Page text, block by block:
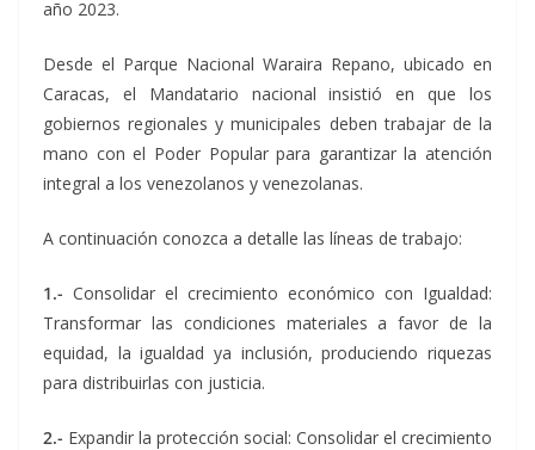
año 2023.
Desde el Parque Nacional Waraira Repano, ubicado en
Caracas, el Mandatario nacional insistió en que los
gobiernos regionales y municipales deben trabajar de la
mano con el Poder Popular para garantizar la atención
integral a los venezolanos y venezolanas.
A continuación conozca a detalle las líneas de trabajo:
1.- Consolidar el crecimiento económico con Igualdad:
Transformar las condiciones materiales a favor de la
equidad, la igualdad ya inclusión, produciendo riquezas
para distribuirlas con justicia.
2.- Expandir la protección social: Consolidar el crecimiento